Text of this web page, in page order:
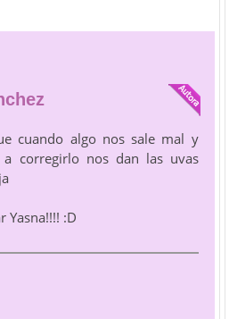
cuando algo nos sale mal y
corregirlo nos dan las uvas
Yasna!!!! :D